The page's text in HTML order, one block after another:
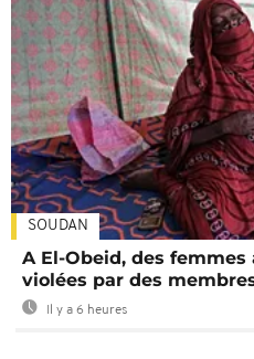
SOUDAN
A El-Obeid, des
violées par des
Il y a 6 heures